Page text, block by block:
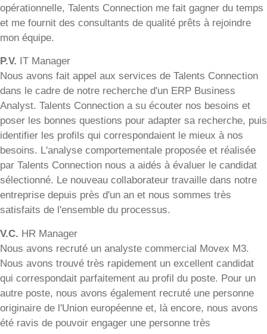
opérationnelle, Talents Connection me fait gagner du temps
et me fournit des consultants de qualité prêts à rejoindre
mon équipe.
P.V. IT Manager
Nous avons fait appel aux services de Talents Connection
dans le cadre de notre recherche d'un ERP Business
Analyst. Talents Connection a su écouter nos besoins et
poser les bonnes questions pour adapter sa recherche, puis
identifier les profils qui correspondaient le mieux à nos
besoins. L'analyse comportementale proposée et réalisée
par Talents Connection nous a aidés à évaluer le candidat
sélectionné. Le nouveau collaborateur travaille dans notre
entreprise depuis près d'un an et nous sommes très
satisfaits de l'ensemble du processus.
V.C. HR Manager
Nous avons recruté un analyste commercial Movex M3.
Nous avons trouvé très rapidement un excellent candidat
qui correspondait parfaitement au profil du poste. Pour un
autre poste, nous avons également recruté une personne
originaire de l'Union européenne et, là encore, nous avons
été ravis de pouvoir engager une personne très